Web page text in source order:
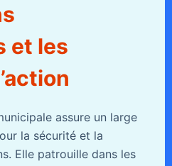
et les
assure un large
la sécurité et la
Elle patrouille dans les